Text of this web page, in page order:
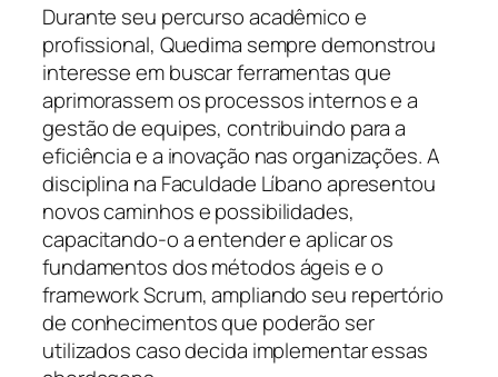
Durante seu percurso acadêmico e
profissional, Quedima sempre demonstrou
interesse em buscar ferramentas que
aprimorassem os processos internos e a
gestão de equipes, contribuindo para a
eficiência e a inovação nas organizações. A
disciplina na Faculdade Líbano apresentou
novos caminhos e possibilidades,
capacitando-o a entender e aplicar os
fundamentos dos métodos ágeis e o
framework Scrum, ampliando seu repertório
de conhecimentos que poderão ser
utilizados caso decida implementar essas